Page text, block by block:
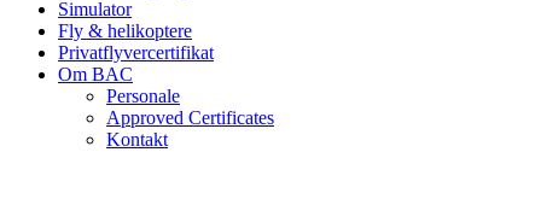
Simulator
Fly & helikoptere
Privatflyvercertifikat
Om BAC
Personale
Approved Certificates
Kontakt